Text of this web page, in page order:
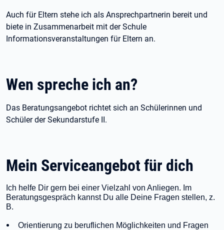
Auch für Eltern stehe ich als Ansprechpartnerin bereit und
biete in Zusammenarbeit mit der Schule
Informationsveranstaltungen für Eltern an.
Wen spreche ich an?
Das Beratungsangebot richtet sich an Schülerinnen und
Schüler der Sekundarstufe II.
Mein Serviceangebot für dich
Ich helfe Dir gern bei einer Vielzahl von Anliegen. Im
Beratungsgespräch kannst Du alle Deine Fragen stellen, z.
B.
Orientierung zu beruflichen Möglichkeiten und Fragen